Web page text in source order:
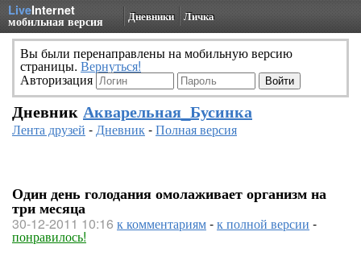
LiveInternet
мобильная версия Дневники Личка
Вы были перенаправлены на мобильную версию
страницы. Вернуться!
Авторизация
Дневник Акварельная_Бусинка
Лента друзей -Дневник-Полная версия
Один день голодания омолаживает организм на
три месяца
30-12-2011 10:16 к комментариям-к полной версии -
понравилось!